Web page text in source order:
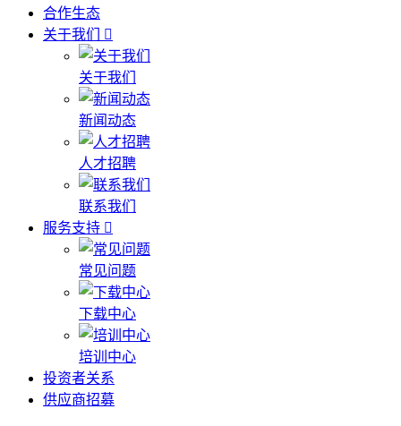
合作生态
关于我们
关于我们
新闻动态
人才招聘
联系我们
服务支持
常见问题
下载中心
培训中心
投资者关系
供应商招募